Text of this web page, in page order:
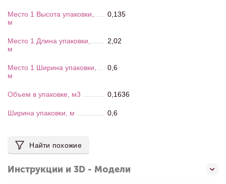
Место 1 Высота упаковки,
м
0,135
Место 1 Длина упаковки,
м
2,02
Место 1 Ширина упаковки,
м
0,6
Объем в упаковке, м3 0,1636
Ширина упаковки, м 0,6
Найти похожие
Инструкции и 3D - Модели